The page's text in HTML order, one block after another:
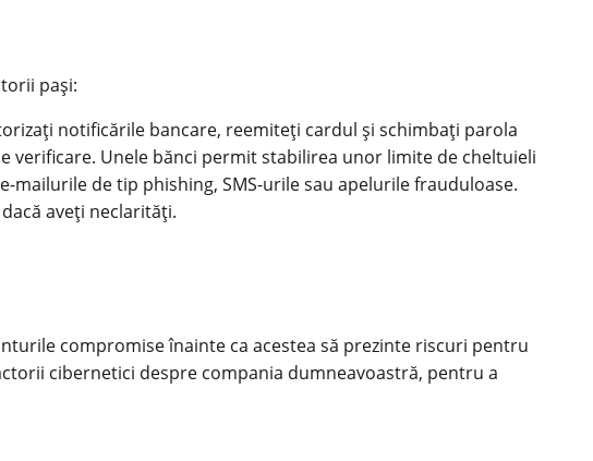
pași:
notificările bancare, reemiteți cardul și schimbați parola
verificare. Unele bănci permit stabilirea unor limite de cheltuieli
de tip phishing, SMS-urile sau apelurile frauduloase.
aveți neclarități.
compromise înainte ca acestea să prezinte riscuri pentru
cibernetici despre compania dumneavoastră, pentru a